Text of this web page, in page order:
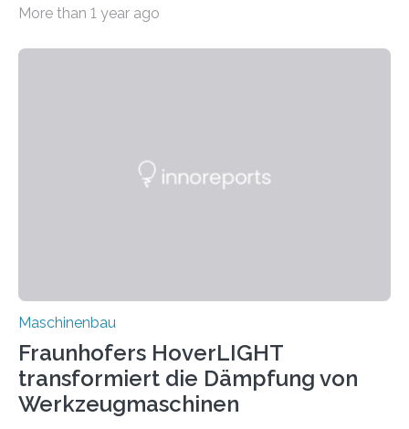
Matrixmaterials eine große Herausforderung dar.
Durch den verstärkten Einsatz von Rezyklaten
More than 1 year ago
Maschinenbau
Fraunhofers HoverLIGHT
transformiert die Dämpfung von
Werkzeugmaschinen